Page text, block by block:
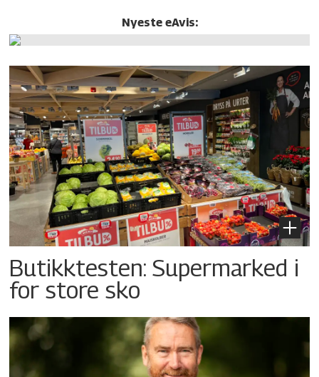
Nyeste eAvis:
Butikktesten: Supermarked i
for store sko